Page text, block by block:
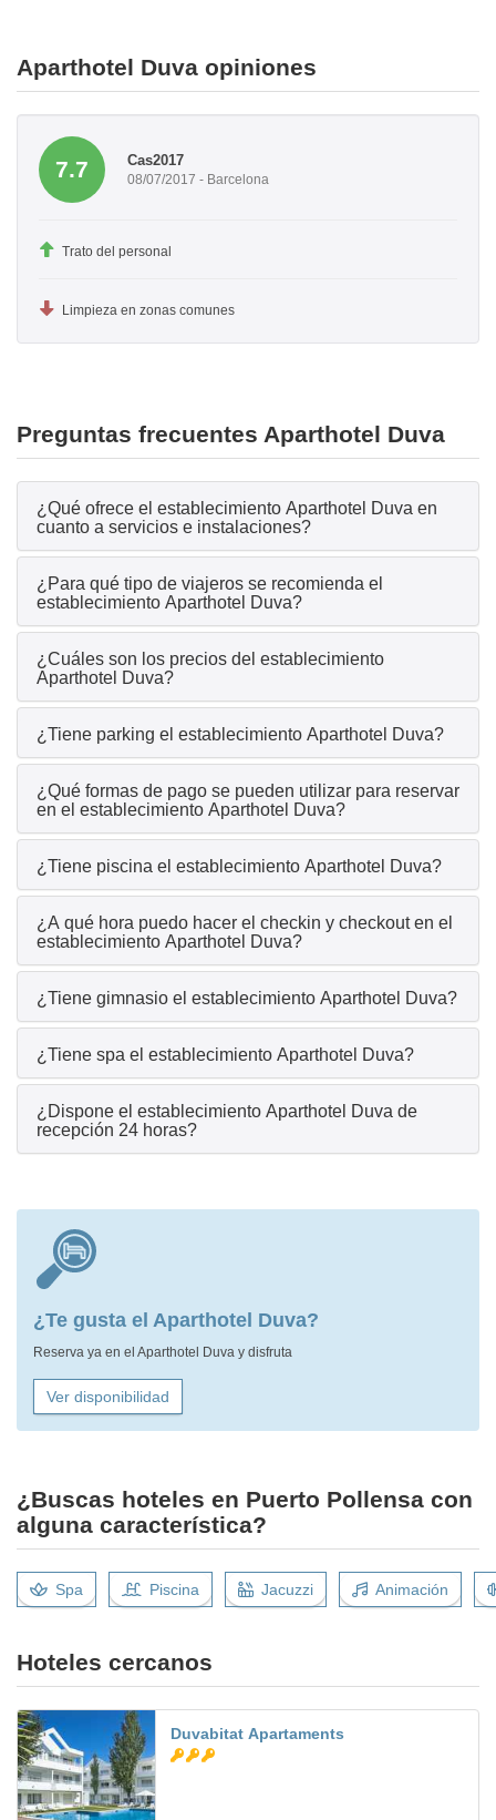
Aparthotel Duva opiniones
7.7 Cas2017
08/07/2017 - Barcelona
Trato del personal
Limpieza en zonas comunes
Preguntas frecuentes Aparthotel Duva
¿Qué ofrece el establecimiento Aparthotel Duva en
cuanto a servicios e instalaciones?
¿Para qué tipo de viajeros se recomienda el
establecimiento Aparthotel Duva?
¿Cuáles son los precios del establecimiento
Aparthotel Duva?
¿Tiene parking el establecimiento Aparthotel Duva?
¿Qué formas de pago se pueden utilizar para reservar
en el establecimiento Aparthotel Duva?
¿Tiene piscina el establecimiento Aparthotel Duva?
¿A qué hora puedo hacer el checkin y checkout en el
establecimiento Aparthotel Duva?
¿Tiene gimnasio el establecimiento Aparthotel Duva?
¿Tiene spa el establecimiento Aparthotel Duva?
¿Dispone el establecimiento Aparthotel Duva de
recepción 24 horas?
¿Te gusta el Aparthotel Duva?
Reserva ya en el Aparthotel Duva y disfruta
Ver disponibilidad
¿Buscas hoteles en Puerto Pollensa con
alguna característica?
Spa Piscina Jacuzzi Animación
Hoteles cercanos
Duvabitat Apartaments